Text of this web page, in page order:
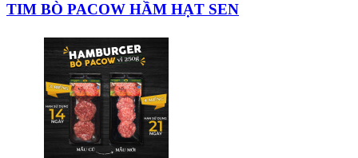
TIM BÒ PACOW HẦM HẠT SEN